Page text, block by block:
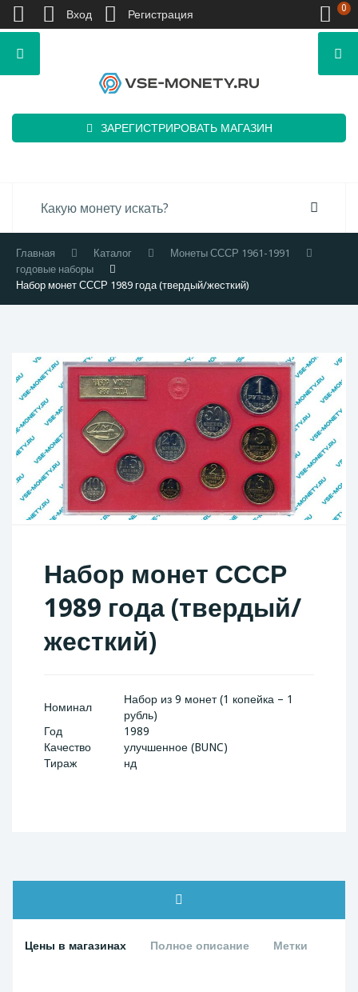
ЗАРЕГИСТРИРОВАТЬ МАГАЗИН
Главная Каталог
Монеты СССР 1961-1991
годовые наборы
Набор монет СССР 1989 года (твердый/жесткий)
Набор монет СССР
1989 года (твердый/
жесткий)
Номинал
Набор из 9 монет (1 копейка – 1
рубль)
Год
1989
Качество
улучшенное (BUNC)
Тираж
нд
Цены в магазинах Полное описание Метки
Вход Регистрация 0